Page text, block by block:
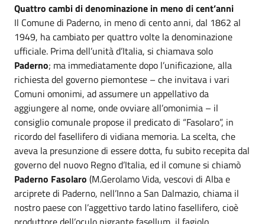
Quattro cambi di denominazione in meno di cent’anni
Il Comune di Paderno, in meno di cento anni, dal 1862 al
1949, ha cambiato per quattro volte la denominazione
ufficiale. Prima dell’unità d’Italia, si chiamava solo
Paderno; ma immediatamente dopo l’unificazione, alla
richiesta del governo piemontese – che invitava i vari
Comuni omonimi, ad assumere un appellativo da
aggiungere al nome, onde ovviare all’omonimia – il
consiglio comunale propose il predicato di “Fasolaro”, in
ricordo del fasellifero di vidiana memoria. La scelta, che
aveva la presunzione di essere dotta, fu subito recepita dal
governo del nuovo Regno d’Italia, ed il comune si chiamò
Paderno Fasolaro (M.Gerolamo Vida, vescovi di Alba e
arciprete di Paderno, nell’Inno a San Dalmazio, chiama il
nostro paese con l’aggettivo tardo latino fasellifero, cioè